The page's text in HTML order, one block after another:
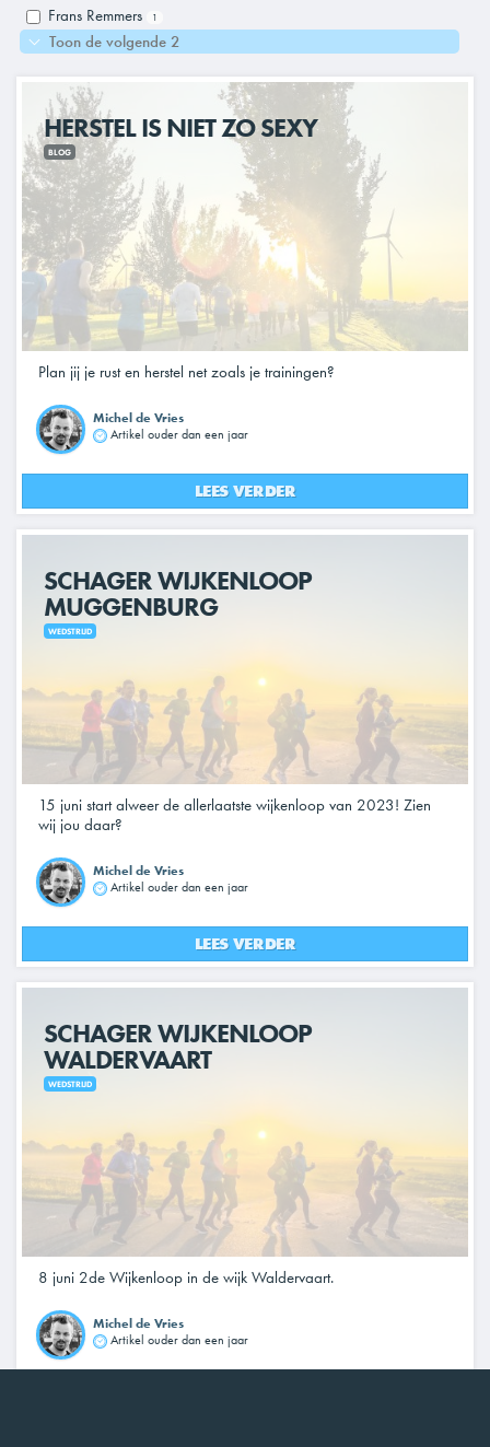
Frans Remmers 1
Toon de volgende 2
HERSTEL IS NIET ZO SEXY
BLOG
Plan jij je rust en herstel net zoals je trainingen?
Michel de Vries
Artikel ouder dan een jaar
LEES VERDER
SCHAGER WIJKENLOOP
MUGGENBURG
WEDSTRIJD
15 juni start alweer de allerlaatste wijkenloop van 2023! Zien
wij jou daar?
Michel de Vries
Artikel ouder dan een jaar
LEES VERDER
SCHAGER WIJKENLOOP
WALDERVAART
WEDSTRIJD
8 juni 2de Wijkenloop in de wijk Waldervaart.
Michel de Vries
Artikel ouder dan een jaar